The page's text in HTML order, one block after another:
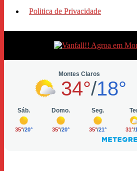
Politica de Privacidade